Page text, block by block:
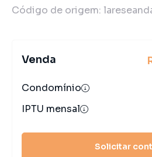
Código de origem:
Venda
Condomínio
IPTU mensal
Solicitar